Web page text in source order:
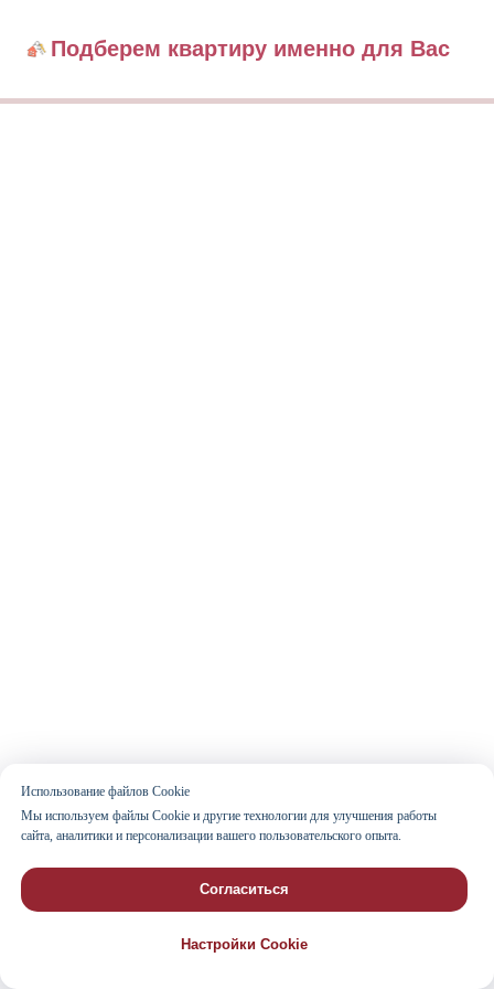
Подберем квартиру именно для Вас
Использование файлов Cookie
Мы используем файлы Cookie и другие технологии для улучшения работы
сайта, аналитики и персонализации вашего пользовательского опыта.
Согласиться
Настройки Cookie